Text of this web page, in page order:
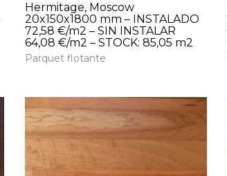
Hermitage, Moscow
20x150x1800 mm – INSTALADO
72,58 €/m2 – SIN INSTALAR
64,08 €/m2 – STOCK: 85,05 m2
Parquet flotante